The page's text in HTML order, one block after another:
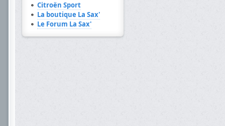
Citroën Sport
La boutique La Sax'
Le Forum La Sax'